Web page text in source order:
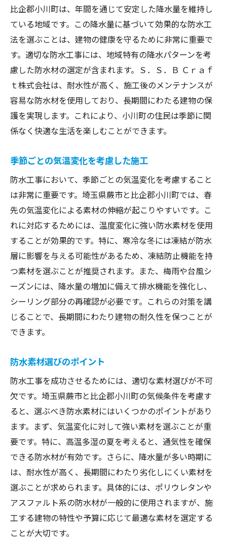
比企郡小川町は、年間を通じて安定した降水量を維持し
ている地域です。この降水量に基づいて効果的な防水工
法を選ぶことは、建物の健康を守るために非常に重要で
す。適切な防水工事には、地域特有の降水パターンを考
慮した防水材の選定が含まれます。Ｓ．Ｓ．Ｂ Ｃｒａｆ
ｔ株式会社は、耐水性が高く、施工後のメンテナンスが
容易な防水材を使用しており、長期間にわたる建物の保
護を実現します。これにより、小川町の住民は季節に関
係なく快適な生活を楽しむことができます。
季節ごとの気温変化を考慮した施工
防水工事において、季節ごとの気温変化を考慮すること
は非常に重要です。埼玉県蕨市と比企郡小川町では、春
先の気温変化による素材の伸縮が起こりやすいです。こ
れに対応するためには、温度変化に強い防水素材を使用
することが効果的です。特に、寒冷な冬には凍結が防水
層に影響を与える可能性があるため、凍結防止機能を持
つ素材を選ぶことが推奨されます。また、梅雨や台風シ
ーズンには、降水量の増加に備えて排水機能を強化し、
シーリング部分の再確認が必要です。これらの対策を講
じることで、長期間にわたり建物の耐久性を保つことが
できます。
防水素材選びのポイント
防水工事を成功させるためには、適切な素材選びが不可
欠です。埼玉県蕨市と比企郡小川町の気候条件を考慮す
ると、選ぶべき防水素材にはいくつかのポイントがあり
ます。まず、気温変化に対して強い素材を選ぶことが重
要です。特に、高温多湿の夏を考えると、通気性を確保
できる防水材が有効です。さらに、降水量が多い時期に
は、耐水性が高く、長期間にわたり劣化しにくい素材を
選ぶことが求められます。具体的には、ポリウレタンや
アスファルト系の防水材が一般的に使用されますが、施
工する建物の特性や予算に応じて最適な素材を選定する
ことが大切です。